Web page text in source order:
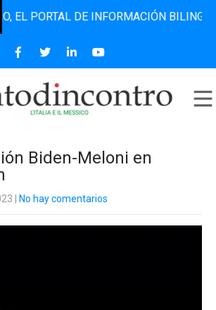
DE INFORMACIÓN BILINGÜE
Biden-Meloni en
No hay comentarios